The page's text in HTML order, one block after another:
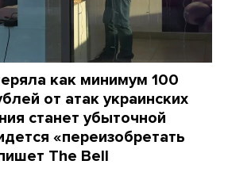
как минимум 100
от атак украинских
станет убыточной
«переизобретать
The Bell